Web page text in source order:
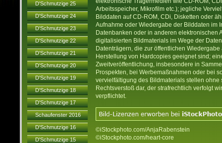
D'Schmutzige 25
D'Schmutzige 24
D'Schmutzige 23
D'Schmutzige 22
D'Schmutzige 21
D'Schmutzige 20
D'Schmutzige 19
D'Schmutzige 18
D'Schmutzige 17
Schaufenster 2016
D'Schmutzige 16
D'Schmutzige 15
Arbeitsspeicher, Mikrofilm etc.); jegliche
Bilddaten auf CD-ROM, CDi, Disketten oder
Aufnahme oder Wiedergabe der Bilddaten im
Datenbanken oder in anderen elektronischen
digitalisierten Bildmaterials im Wege der
Datenträgern, die zur öffentlichen
Herstellung von Hardcopies geeignet sind;
Zweitveröffentlichung, insbesondere in
Prospekten, bei Werbemaßnahmen oder bei
vervielfältigung des Bildmaterials stellen
Rechtsverstoß dar, der strafrechtlich verfolgt
verpflichtet.
©iStockphoto.com/AnjaRabenstein
©iStockphoto.com/heart-core